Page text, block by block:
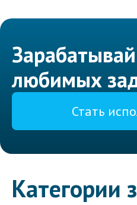
любимых
Стать
Категории